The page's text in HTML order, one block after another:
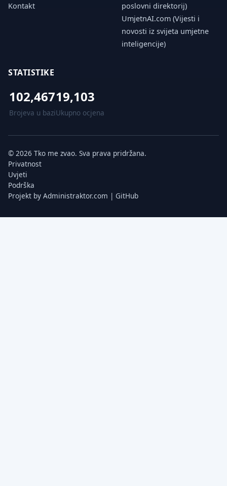
Kontakt
poslovni direktorij)
UmjetnAI.com (Vijesti i
novosti iz svijeta umjetne
inteligencije)
STATISTIKE
102,467
Brojeva u bazi
19,103
Ukupno ocjena
© 2026 Tko me zvao. Sva prava pridržana.
Privatnost
Uvjeti
Podrška
Projekt by Administraktor.com | GitHub